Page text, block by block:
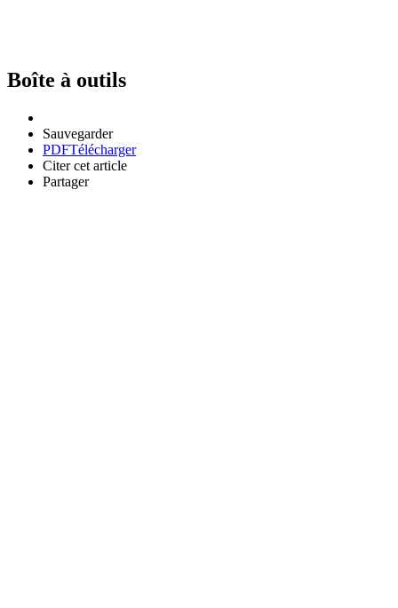
Boîte à outils
Sauvegarder
PDFTélécharger
Citer cet article
Partager